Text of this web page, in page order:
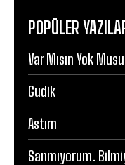
POPÜLER
Var Mısın Yok
Gudik
Astım
Sanmıyorum.